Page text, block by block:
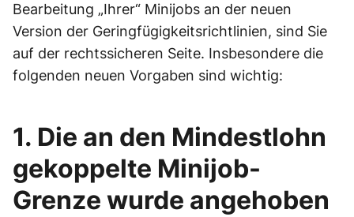
Bearbeitung „Ihrer“ Minijobs an der neuen
Version der Geringfügigkeitsrichtlinien, sind Sie
auf der rechtssicheren Seite. Insbesondere die
folgenden neuen Vorgaben sind wichtig:
1. Die an den Mindestlohn
gekoppelte Minijob-
Grenze wurde angehoben